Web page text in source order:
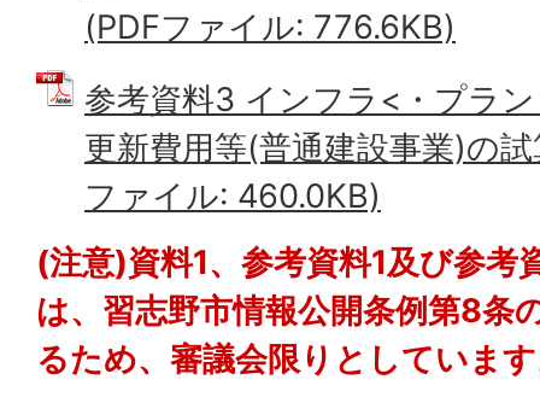
(PDFファイル: 776.6KB)
参考資料3 インフラ<・プラ
更新費用等(普通建設事業)の
ファイル: 460.0KB)
(注意)資料1、参考資料1及び参考
は、習志野市情報公開条例第8条
るため、審議会限りとしていま